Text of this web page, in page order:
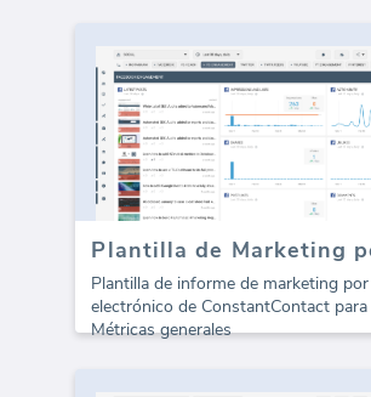
Plantilla de informe de marketing
electrónico de ConstantContact
Métricas generales